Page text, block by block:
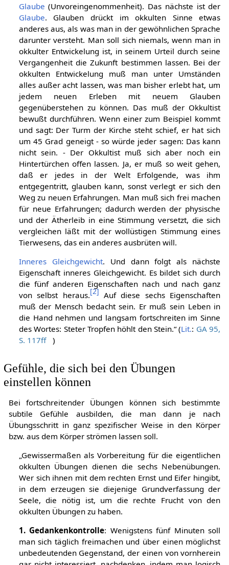
Glaube (Unvoreingenommenheit). Das nächste ist der
Glaube. Glauben drückt im okkulten Sinne etwas
anderes aus, als was man in der gewöhnlichen Sprache
darunter versteht. Man soll sich niemals, wenn man in
okkulter Entwickelung ist, in seinem Urteil durch seine
Vergangenheit die Zukunft bestimmen lassen. Bei der
okkulten Entwickelung muß man unter Umständen
alles außer acht lassen, was man bisher erlebt hat, um
jedem neuen Erleben mit neuem Glauben
gegenüberstehen zu können. Das muß der Okkultist
bewußt durchführen. Wenn einer zum Beispiel kommt
und sagt: Der Turm der Kirche steht schief, er hat sich
um 45 Grad geneigt - so würde jeder sagen: Das kann
nicht sein. - Der Okkultist muß sich aber noch ein
Hintertürchen offen lassen. Ja, er muß so weit gehen,
daß er jedes in der Welt Erfolgende, was ihm
entgegentritt, glauben kann, sonst verlegt er sich den
Weg zu neuen Erfahrungen. Man muß sich frei machen
für neue Erfahrungen; dadurch werden der physische
und der Ätherleib in eine Stimmung versetzt, die sich
vergleichen läßt mit der wollüstigen Stimmung eines
Tierwesens, das ein anderes ausbrüten will.
Inneres Gleichgewicht. Und dann folgt als nächste
Eigenschaft inneres Gleichgewicht. Es bildet sich durch
die fünf anderen Eigenschaften nach und nach ganz
von selbst heraus.[2] Auf diese sechs Eigenschaften
muß der Mensch bedacht sein. Er muß sein Leben in
die Hand nehmen und langsam fortschreiten im Sinne
des Wortes: Steter Tropfen höhlt den Stein.“ (Lit.: GA 95,
S. 117ff
)
Gefühle, die sich bei den Übungen
einstellen können
Bei fortschreitender Übungen können sich bestimmte
subtile Gefühle ausbilden, die man dann je nach
Übungsschritt in ganz spezifischer Weise in den Körper
bzw. aus dem Körper strömen lassen soll.
„Gewissermaßen als Vorbereitung für die eigentlichen
okkulten Übungen dienen die sechs Nebenübungen.
Wer sich ihnen mit dem rechten Ernst und Eifer hingibt,
in dem erzeugen sie diejenige Grundverfassung der
Seele, die nötig ist, um die rechte Frucht von den
okkulten Übungen zu haben.
1. Gedankenkontrolle: Wenigstens fünf Minuten soll
man sich täglich freimachen und über einen möglichst
unbedeutenden Gegenstand, der einen von vornherein